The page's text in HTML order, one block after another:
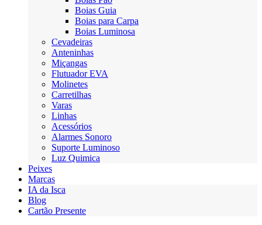
Boias Guia
Boias para Carpa
Boias Luminosa
Cevadeiras
Anteninhas
Miçangas
Flutuador EVA
Molinetes
Carretilhas
Varas
Linhas
Acessórios
Alarmes Sonoro
Suporte Luminoso
Luz Quimica
Peixes
Marcas
IA da Isca
Blog
Cartão Presente